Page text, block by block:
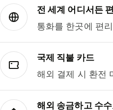
전 세계 어디서든
통화를 한곳에 편
국제 직불 카드
해외 결제 시 환전
해외 송금하고 수